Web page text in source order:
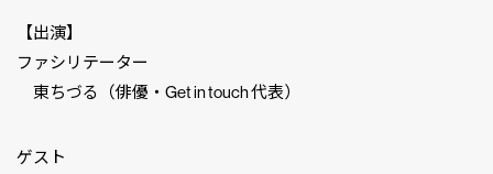
【出演】
ファシリテーター
東ちづる（俳優・Get in touch 代表）
ゲスト